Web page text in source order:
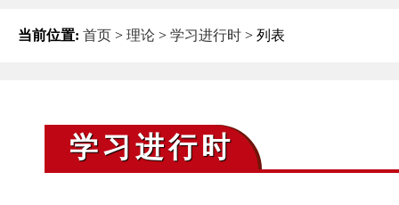
当前位置: 首页 > 理论 > 学习进行时 > 列表
学习进行时